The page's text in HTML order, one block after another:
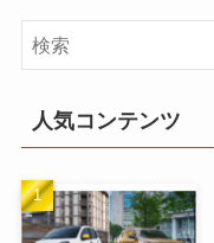
人気コンテンツ